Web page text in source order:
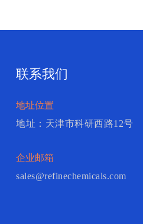
联系我们
地址位置
地址：天津市科研西路12号
企业邮箱
sales@refinechemicals.com